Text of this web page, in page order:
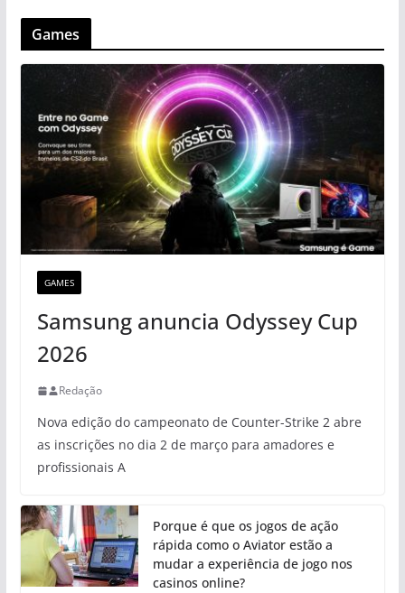
Games
GAMES
Samsung anuncia Odyssey Cup
2026
Redação
Nova edição do campeonato de Counter-Strike 2 abre
as inscrições no dia 2 de março para amadores e
profissionais A
Porque é que os jogos de ação
rápida como o Aviator estão a
mudar a experiência de jogo nos
casinos online?